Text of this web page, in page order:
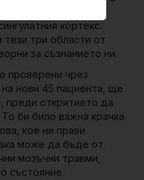
и с две други
кортекс.
три области от
за съзнанието ни.
проверени чрез
нови 45 пациента, ще
преди откритието да
би било важна крачка
кое ни прави
може да бъде от
мозъчни травми,
състояние.